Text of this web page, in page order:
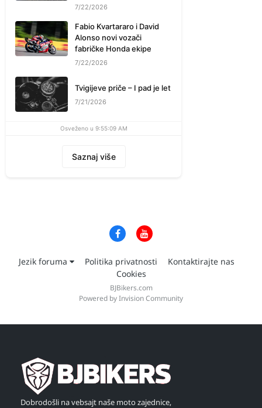
7/22/2026
Fabio Kvartararo i David
Alonso novi vozači
fabričke Honda ekipe
7/22/2026
Tvigijeve priče – I pad je let
7/21/2026
Osveženo u 9:55:09 AM
Saznaj više
Jezik foruma Politika privatnosti
Kontaktirajte nas
Cookies
BJBikers.com
Powered by Invision Community
Dobrodošli na vebsajt naše moto zajednice,